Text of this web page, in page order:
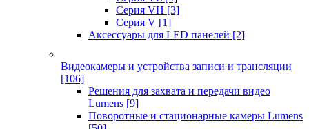
Серия VH [3]
Серия V [1]
Аксессуары для LED панелей [2]
Видеокамеры и устройства записи и трансляции
[106]
Решения для захвата и передачи видео
Lumens [9]
Поворотные и стационарные камеры Lumens